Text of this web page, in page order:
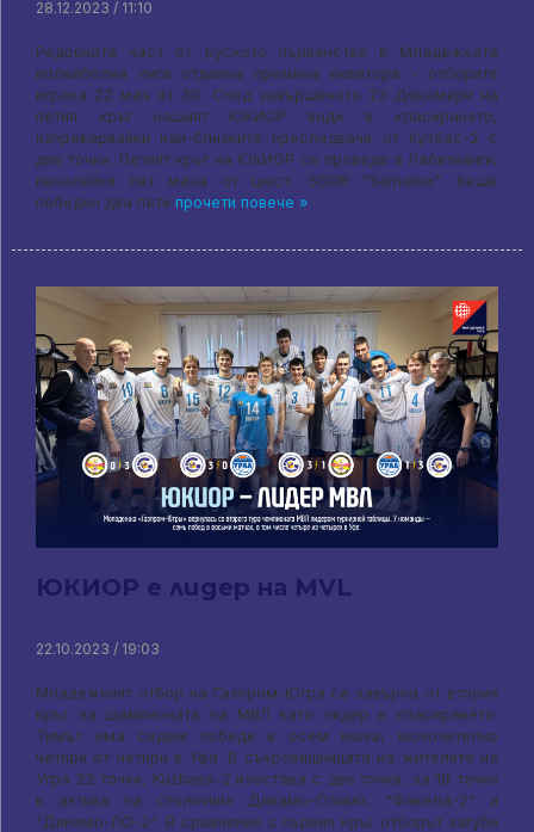
28.12.2023 / 11:10
Редовната част от руското първенство в Младежката
волейболна лига отдавна премина екватора - отборите
играха 22 мач от 30. След завършеното 23 Декември на
петия кръг нашият ЮКИОР води в класирането,
изпреварвайки най-близките преследвачи от Кузбас-2 с
две точки. Петият кръг на ЮКИОР се проведе в Лабитнанги,
печелейки пет мача от шест. SSOR "Samotlor" беше
победен два пъти прочети повече »
ЮКИОР е лидер на MVL
22.10.2023 / 19:03
Младежкият отбор на Газпром-Югра се завърна от втория
кръг на шампионата на МВЛ като лидер в класирането.
Тимът има седем победи в осем мача, включително
четири от четири в Уфа. В съкровищницата на жителите на
Угра 22 точки, Kuzbass-2 изостава с две точки, за 18 точки
в актива на столичния Динамо-Олимп, "Факела-2" и
"Динамо-ЛО-2". В сравнение с първия кръг отборът загуби